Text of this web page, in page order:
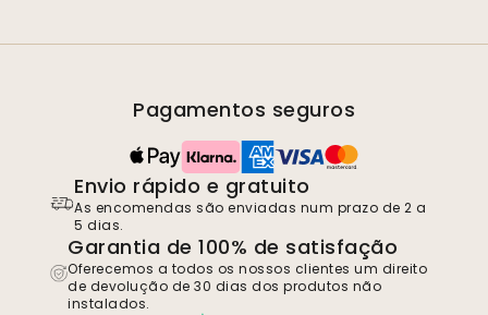
Pagamentos seguros
Envio rápido e gratuito
As encomendas são enviadas num prazo de 2 a
5 dias.
Garantia de 100% de satisfação
Oferecemos a todos os nossos clientes um direito
de devolução de 30 dias dos produtos não
instalados.